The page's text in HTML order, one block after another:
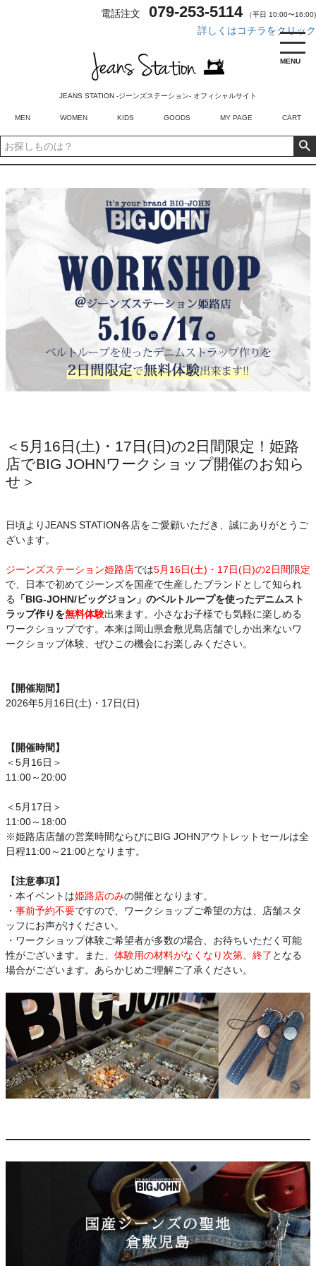
電話注文 079-253-5114 （平日 10:00〜16:00)
詳しくはコチラをクリック
JEANS STATION -ジーンズステーション- オフィシャルサイト
MEN WOMEN KIDS GOODS MY PAGE CART
MENU
＜5月16日(土)・17日(日)の2日間限定！姫路
店でBIG JOHNワークショップ開催のお知ら
せ＞
日頃よりJEANS STATION各店をご愛顧いただき、誠にありがとうご
ざいます。
ジーンズステーション姫路店では5月16日(土)・17日(日)の2日間限定
で、日本で初めてジーンズを国産で生産したブランドとして知られ
る
「BIG-JOHN/ビッグジョン」のベルトループを使ったデニムスト
ラップ作りを無料体験出来ます。小さなお子様でも気軽に楽しめる
ワークショップです。本来は岡山県倉敷児島店舗でしか出来ないワ
ークショップ体験、ぜひこの機会にお楽しみください。
【開催期間】
2026年5月16日(土)・17日(日)
【開催時間】
＜5月16日＞
11:00～20:00
＜5月17日＞
11:00～18:00
※姫路店店舗の営業時間ならびにBIG JOHNアウトレットセールは全
日程11:00～21:00となります。
【注意事項】
・本イベントは姫路店のみの開催となります。
・ 事前予約不要ですので、ワークショップご希望の方は、店舗スタ
ッフにお声がけください。
・ワークショップ体験ご希望者が多数の場合、お待ちいただく可能
性がございます。また、 体験用の材料がなくなり次第、終了 となる
場合がございます。あらかじめご理解ご了承ください。